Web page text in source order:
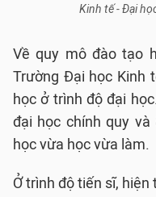
Kinh tế - Đại
Về quy mô đào tạo
Trường Đại học Kinh
học ở trình độ đại
đại học chính quy
học vừa học vừa làm.
Ở trình độ tiến sĩ,